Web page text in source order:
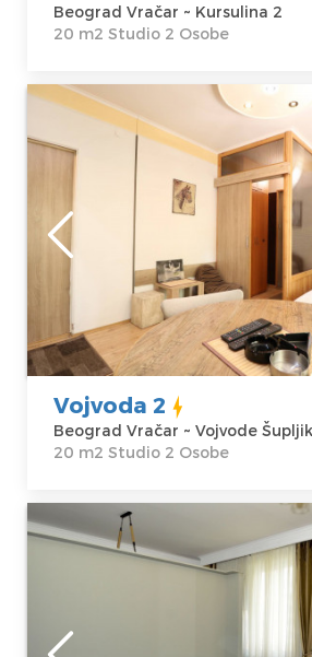
Beograd Vračar ~ Kursulina 2
20 m2 Studio 2 Osobe
Studio Apartman Vojvoda 2
Beograd
Lokacija:
Beograd Vračar
Adresa:
Šupljikca 29
Cena
Gosti:2
m2
Struktura :
Studio
Vojvoda 2
Beograd Vračar ~ Vojvode
20 m2 Studio 2 Osobe
Dvosoban Apartman
Vracar blizu Kalenic pijace,
od 60 evra dan.
Lokacija:
Gosti: 4